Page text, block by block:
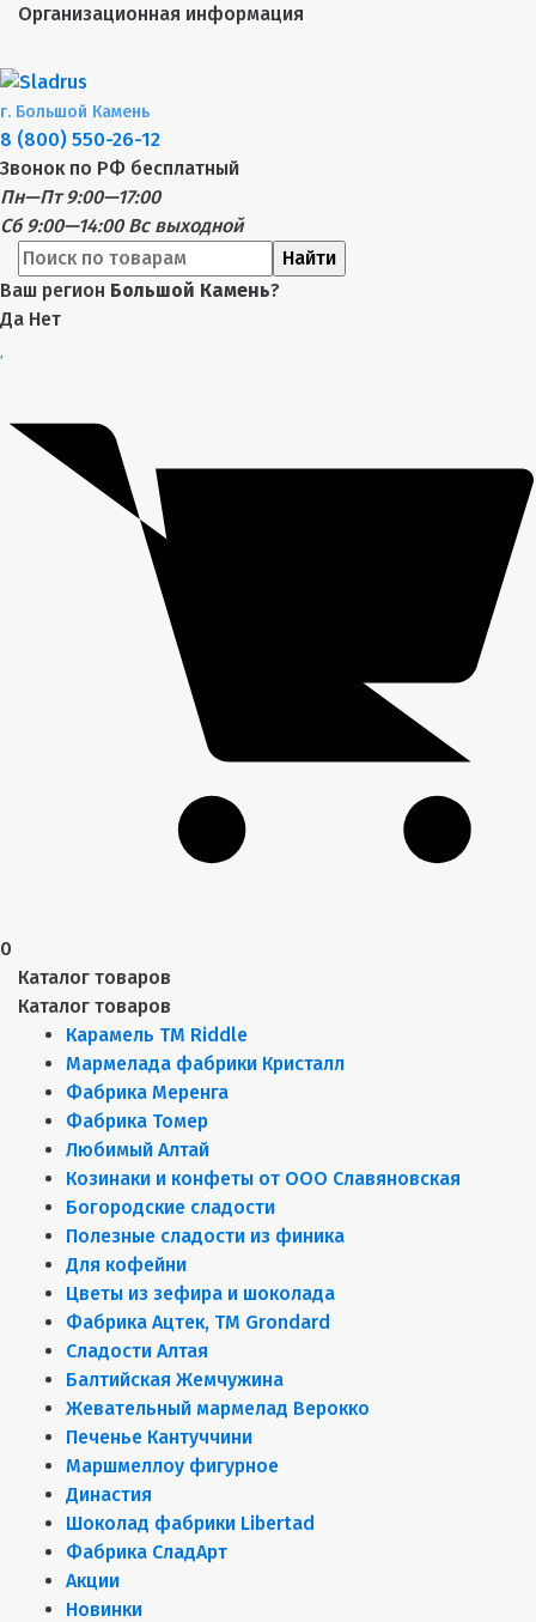
Организационная информация
г. Большой Камень
8 (800) 550-26-12
Звонок по РФ бесплатный
Пн—Пт 9:00—17:00
Сб 9:00—14:00 Вс выходной
Найти
Ваш регион Большой Камень?
Да Нет
0
Каталог товаров
Каталог товаров
Карамель ТМ Riddle
Мармелада фабрики Кристалл
Фабрика Меренга
Фабрика Томер
Любимый Алтай
Козинаки и конфеты от ООО Славяновская
Богородские сладости
Полезные сладости из финика
Для кофейни
Цветы из зефира и шоколада
Фабрика Ацтек, ТМ Grondard
Сладости Алтая
Балтийская Жемчужина
Жевательный мармелад Верокко
Печенье Кантуччини
Маршмеллоу фигурное
Династия
Шоколад фабрики Libertad
Фабрика СладАрт
Акции
Новинки